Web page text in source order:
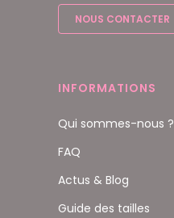
NOUS CONTACTER
INFORMATIONS
Qui sommes-nous ?
FAQ
Actus & Blog
Guide des tailles